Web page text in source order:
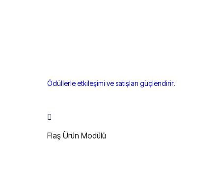
Ödüllerle etkileşimi ve satışları güçlendirir.
Flaş Ürün Modülü